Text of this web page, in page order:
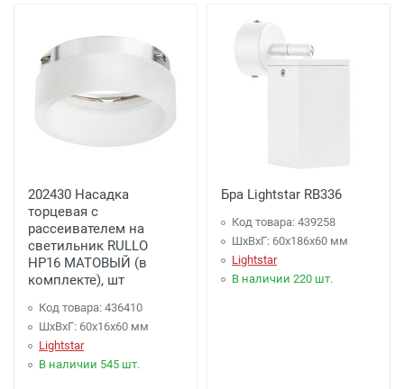
202430 Насадка
торцевая с
рассеивателем на
светильник RULLO
HP16 МАТОВЫЙ (в
комплекте), шт
Код товара: 436410
ШхВхГ: 60x16x60 мм
Lightstar
В наличии 545 шт.
Бра Lightstar RB336
Код товара: 439258
ШхВхГ: 60x186x60 мм
Lightstar
В наличии 220 шт.